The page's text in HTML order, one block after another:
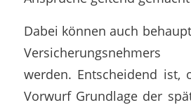
Dabei können auch
Versicherungsnehmers
werden. Entscheidend ist,
Vorwurf Grundlage der